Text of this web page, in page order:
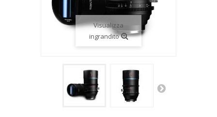
Visualizza
ingrandito